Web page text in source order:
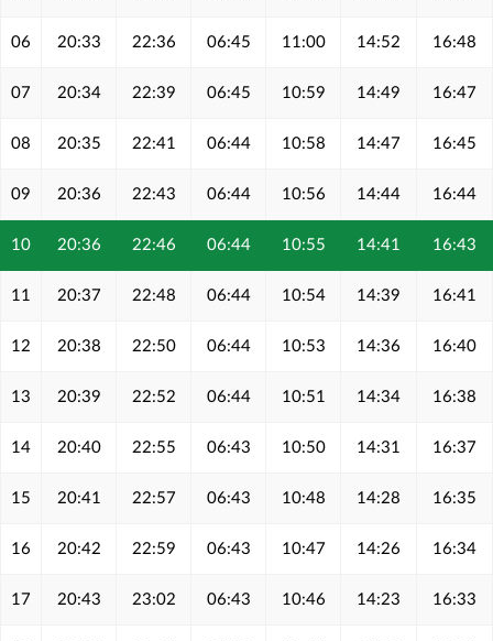
06 20:33 22:36 06:45 11:00 14:52 16:48
07 20:34 22:39 06:45 10:59 14:49 16:47
08 20:35 22:41 06:44 10:58 14:47 16:45
09 20:36 22:43 06:44 10:56 14:44 16:44
10 20:36 22:46 06:44 10:55 14:41 16:43
11 20:37 22:48 06:44 10:54 14:39 16:41
12 20:38 22:50 06:44 10:53 14:36 16:40
13 20:39 22:52 06:44 10:51 14:34 16:38
14 20:40 22:55 06:43 10:50 14:31 16:37
15 20:41 22:57 06:43 10:48 14:28 16:35
16 20:42 22:59 06:43 10:47 14:26 16:34
17 20:43 23:02 06:43 10:46 14:23 16:33